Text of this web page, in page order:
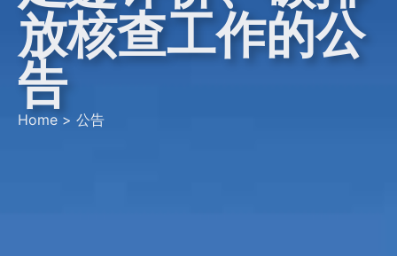
放核查工作的公
告
Home > 公告